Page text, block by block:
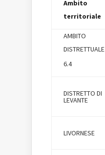
Ambito
territoriale
AMBITO
DISTRETTUALE
6.4
DISTRETTO DI
LEVANTE
LIVORNESE